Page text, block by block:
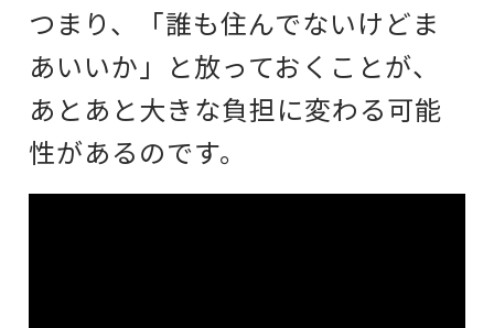
つまり、「誰も住んでないけどま
あいいか」と放っておくことが、
あとあと大きな負担に変わる可能
性があるのです。